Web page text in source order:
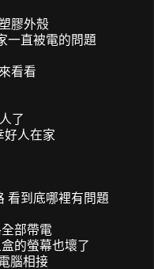
膠外殼
一直被電的問題
看看
了
好人在家
看到底哪裡有問題
部帶電
的螢幕也壞了
腦相接